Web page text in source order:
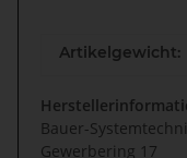
Artikelgewicht:
Bauer-
Gewerbering 17